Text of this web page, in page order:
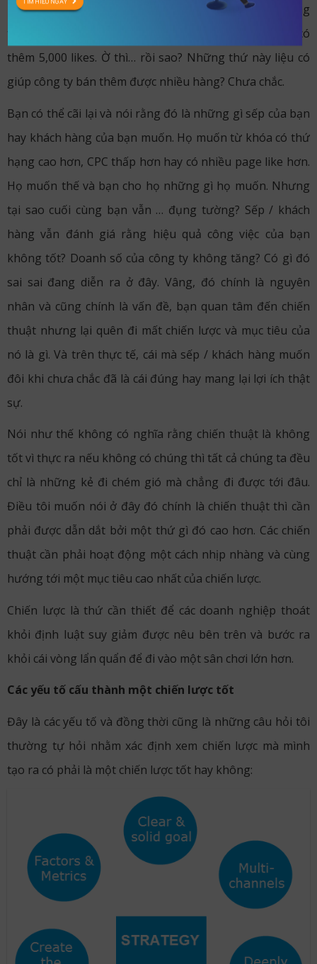
Thứ hạng các từ khóa tháng này đều tăng so với tháng
trước, CPC thấp hơn 10%, Facebook page tháng này có
thêm 5,000 likes. Ờ thì… rồi sao? Những thứ này liệu có
giúp công ty bán thêm được nhiều hàng? Chưa chắc.
Bạn có thể cãi lại và nói rằng đó là những gì sếp của bạn
hay khách hàng của bạn muốn. Họ muốn từ khóa có thứ
hạng cao hơn, CPC thấp hơn hay có nhiều page like hơn.
Họ muốn thế và bạn cho họ những gì họ muốn. Nhưng
tại sao cuối cùng bạn vẫn … đụng tường? Sếp / khách
hàng vẫn đánh giá rằng hiệu quả công việc của bạn
không tốt? Doanh số của công ty không tăng? Có gì đó
sai sai đang diễn ra ở đây. Vâng, đó chính là nguyên
nhân và cũng chính là vấn đề, bạn quan tâm đến chiến
thuật nhưng lại quên đi mất chiến lược và mục tiêu của
nó là gì. Và trên thực tế, cái mà sếp / khách hàng muốn
đôi khi chưa chắc đã là cái đúng hay mang lại lợi ích thật
sự.
Nói như thế không có nghĩa rằng chiến thuật là không
tốt vì thực ra nếu không có chúng thì tất cả chúng ta đều
chỉ là những kẻ đi chém gió mà chẳng đi được tới đâu.
Điều tôi muốn nói ở đây đó chính là chiến thuật thì cần
phải được dẫn dắt bởi một thứ gì đó cao hơn. Các chiến
thuật cần phải hoạt động một cách nhịp nhàng và cùng
hướng tới một mục tiêu cao nhất của chiến lược.
Chiến lược là thứ cần thiết để các doanh nghiệp thoát
khỏi định luật suy giảm được nêu bên trên và bước ra
khỏi cái vòng lẩn quẩn để đi vào một sân chơi lớn hơn.
Các yếu tố cấu thành một chiến lược tốt
Đây là các yếu tố và đồng thời cũng là những câu hỏi tôi
thường tự hỏi nhằm xác định xem chiến lược mà mình
tạo ra có phải là một chiến lược tốt hay không: